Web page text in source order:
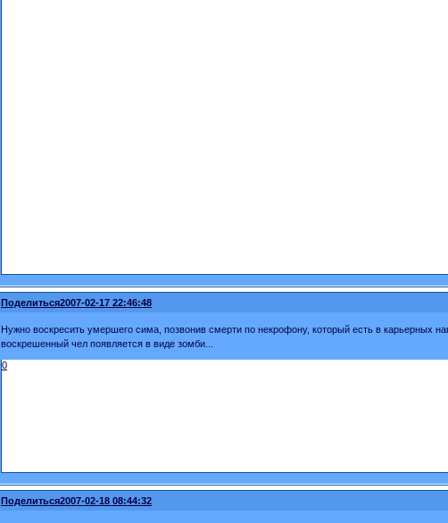
Поделиться2007-02-17 22:46:48
Нужно воскресить умершего сима, позвонив смерти по некрофону, который есть в карьерных
воскрешенный чел появляется в виде зомби...
0
Поделиться2007-02-18 08:44:32